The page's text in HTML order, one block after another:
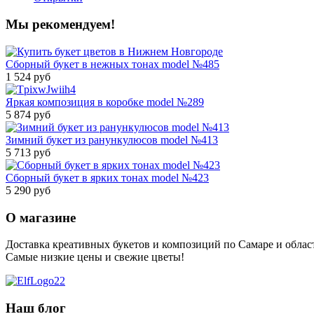
Мы рекомендуем!
Сборный букет в нежных тонах model №485
1 524 руб
Яркая композиция в коробке model №289
5 874 руб
Зимний букет из ранункулюсов model №413
5 713 руб
Сборный букет в ярких тонах model №423
5 290 руб
О магазине
Доставка креативных букетов и композиций по Самаре и
Самые низкие цены и свежие цветы!
Наш блог